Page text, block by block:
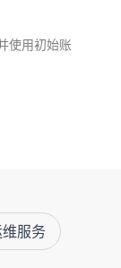
使用初始账
服务